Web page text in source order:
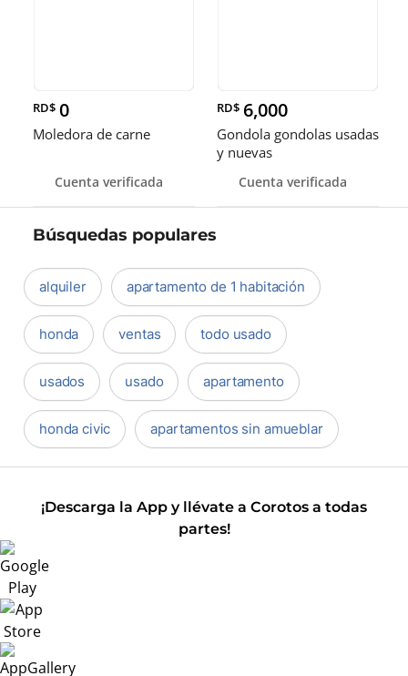
RD$ 0
Moledora de carne
Cuenta verificada
RD$ 6,000
Gondola gondolas usadas
y nuevas
Cuenta verificada
Búsquedas populares
alquiler apartamento de 1 habitación
honda ventas todo usado
usados usado apartamento
honda civic apartamentos sin amueblar
¡Descarga la App y llévate a Corotos a todas
partes!